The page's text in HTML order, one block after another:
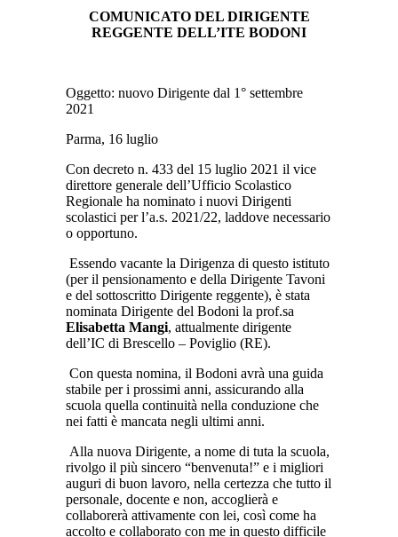
COMUNICATO DEL DIRIGENTE
REGGENTE DELL’ITE BODONI
Oggetto: nuovo Dirigente dal 1° settembre
2021
Parma, 16 luglio
Con decreto n. 433 del 15 luglio 2021 il vice
direttore generale dell’Ufficio Scolastico
Regionale ha nominato i nuovi Dirigenti
scolastici per l’a.s. 2021/22, laddove necessario
o opportuno.
Essendo vacante la Dirigenza di questo istituto
(per il pensionamento e della Dirigente Tavoni
e del sottoscritto Dirigente reggente), è stata
nominata Dirigente del Bodoni la prof.sa
Elisabetta Mangi, attualmente dirigente
dell’IC di Brescello – Poviglio (RE).
Con questa nomina, il Bodoni avrà una guida
stabile per i prossimi anni, assicurando alla
scuola quella continuità nella conduzione che
nei fatti è mancata negli ultimi anni.
Alla nuova Dirigente, a nome di tuta la scuola,
rivolgo il più sincero “benvenuta!” e i migliori
auguri di buon lavoro, nella certezza che tutto il
personale, docente e non, accoglierà e
collaborerà attivamente con lei, così come ha
accolto e collaborato con me in questo difficile